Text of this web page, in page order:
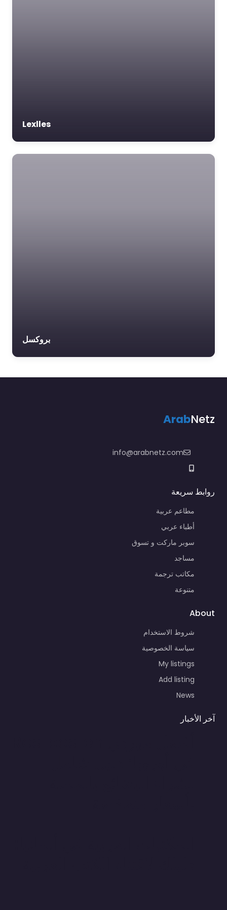
Lexlles
بروكسل
ArabNetz
info@arabnetz.com
روابط سريعة
مطاعم عربية
أطباء عربي
سوبر ماركت و تسوق
مساجد
مكاتب ترجمة
متنوعة
About
شروط الاستخدام
سياسة الخصوصية
My listings
Add listing
News
آخر الأخبار